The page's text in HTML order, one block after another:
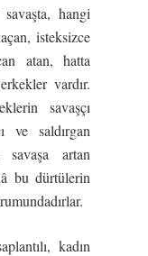
hangi
isteksizce
atan, hatta
vardır.
savaşçı
ve saldırgan
artan
bu dürtülerin
kadın